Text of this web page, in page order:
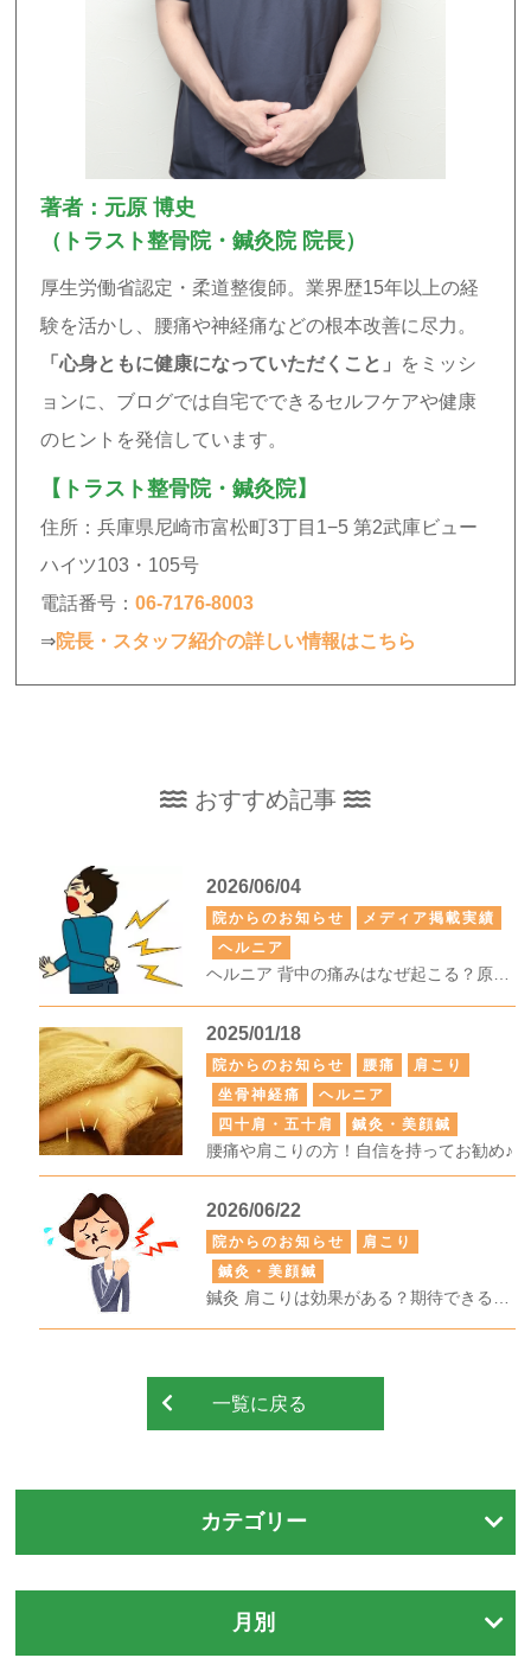
著者：元原 博史
（トラスト整骨院・鍼灸院 院長）
厚生労働省認定・柔道整復師。業界歴15年以上の経
験を活かし、腰痛や神経痛などの根本改善に尽力。
「心身ともに健康になっていただくこと」 をミッシ
ョンに、ブログでは自宅でできるセルフケアや健康
のヒントを発信しています。
【トラスト整骨院・鍼灸院】
住所：兵庫県尼崎市富松町3丁目1−5 第2武庫ビュー
ハイツ103・105号
電話番号：06-7176-8003
⇒院長・スタッフ紹介の詳しい情報はこちら
おすすめ記事
2026/06/04
院からのお知らせ
メディア掲載実績
ヘルニア
ヘルニア 背中の痛みはなぜ起こる？原因・症状・受診目安・対処法をわかりやすく解説
2025/01/18
院からのお知らせ 腰痛
肩こり
坐骨神経痛
ヘルニア
四十肩・五十肩
鍼灸・美顔鍼
腰痛や肩こりの方！自信を持ってお勧め♪
2026/06/22
院からのお知らせ
肩こり
鍼灸・美顔鍼
一覧に戻る
カテゴリー
月別